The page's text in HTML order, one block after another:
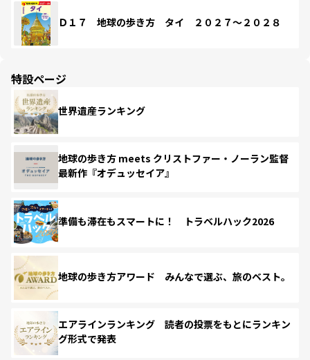
Ｄ１７ 地球の歩き方 タイ ２０２７～２０２８
特設ページ
世界遺産ランキング
地球の歩き方 meets クリストファー・ノーラン監督
最新作『オデュッセイア』
準備も滞在もスマートに！ トラベルハック2026
地球の歩き方アワード みんなで選ぶ、旅のベスト。
エアラインランキング 読者の投票をもとにランキン
グ形式で発表